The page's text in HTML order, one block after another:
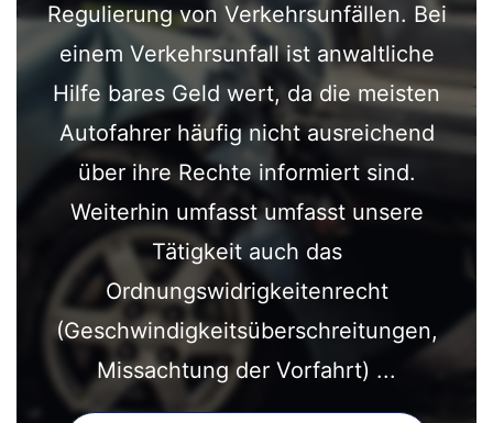
Regulierung von Verkehrsunfällen. Bei
einem Verkehrsunfall ist anwaltliche
Hilfe bares Geld wert, da die meisten
Autofahrer häufig nicht ausreichend
über ihre Rechte informiert sind.
Weiterhin umfasst umfasst unsere
Tätigkeit auch das
Ordnungswidrigkeitenrecht
(Geschwindigkeitsüberschreitungen,
Missachtung der Vorfahrt) ...